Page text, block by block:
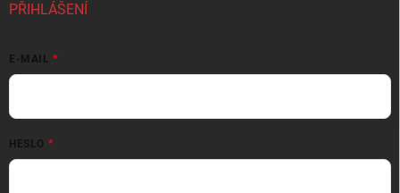
PŘIHLÁŠENÍ
E-MAIL
HESLO